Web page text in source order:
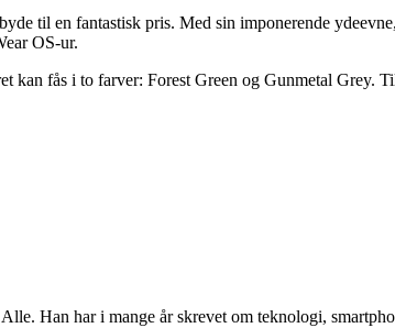
til en fantastisk pris. Med sin imponerende
OS-ur.
fås i to farver: Forest Green og Gunmetal Grey.
Han har i mange år skrevet om teknologi,